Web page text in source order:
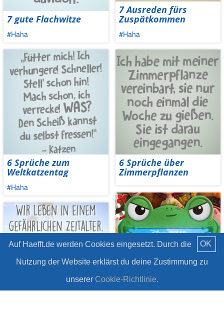
7 gute Flachwitze
#Haha
6 Sprüche zum
Weltkatzentag
#Haha
7 Ausreden fürs
Zuspätkommen
#Haha
6 Sprüche über
Zimmerpflanzen
OK
Auf Haefft.de werden Cookies eingesetzt. Durch die
Nutzung der Website erklärst du deine Zustimmung zu
unserer Cookie-Richtlinie.